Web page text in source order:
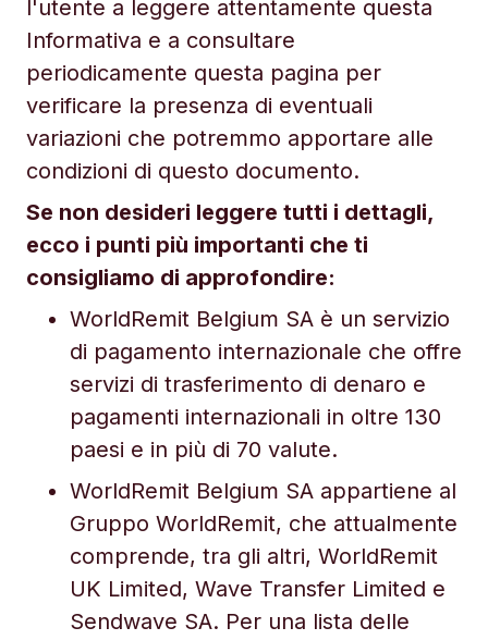
l'utente a leggere attentamente questa
Informativa e a consultare
periodicamente questa pagina per
verificare la presenza di eventuali
variazioni che potremmo apportare alle
condizioni di questo documento.
Se non desideri leggere tutti i dettagli,
ecco i punti più importanti che ti
consigliamo di approfondire:
WorldRemit Belgium SA è un servizio
di pagamento internazionale che offre
servizi di trasferimento di denaro e
pagamenti internazionali in oltre 130
paesi e in più di 70 valute.
WorldRemit Belgium SA appartiene al
Gruppo WorldRemit, che attualmente
comprende, tra gli altri, WorldRemit
UK Limited, Wave Transfer Limited e
Sendwave SA. Per una lista delle